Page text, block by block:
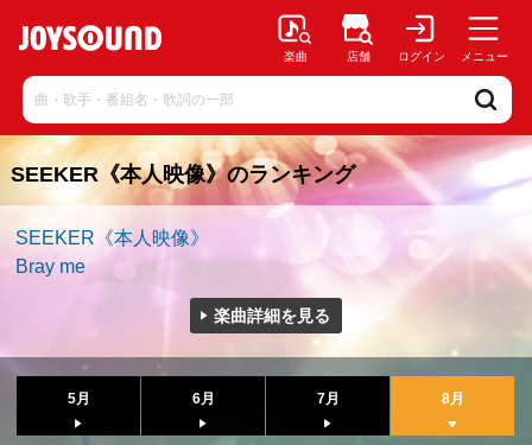
楽曲 店舗 ログイン メニュー
SEEKER《本人映像》のランキング
SEEKER《本人映像》
Bray me
楽曲詳細を見る
5月 6月 7月 8月